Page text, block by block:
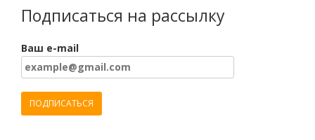
Подписаться на рассылку
Ваш e-mail